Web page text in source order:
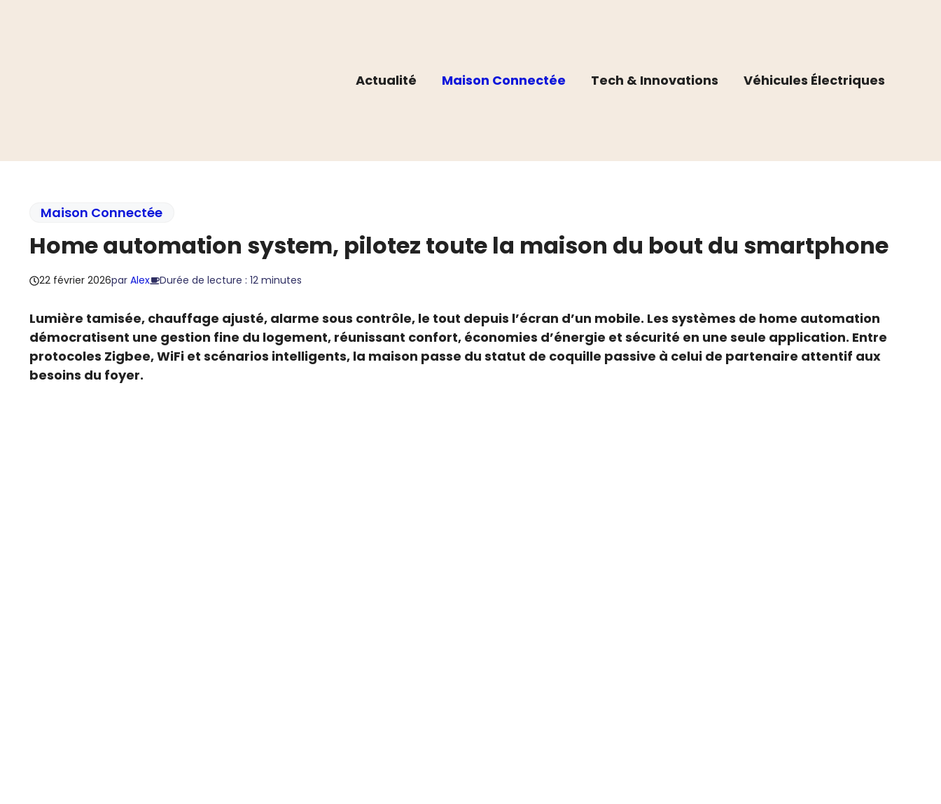
Actualité
Maison Connectée Tech & Innovations Véhicules Électriques
Maison Connectée
Home automation system, pilotez toute la maison du bout du smartphone
22 février 2026par Alex Durée de lecture : 12 minutes
Lumière tamisée, chauffage ajusté, alarme sous contrôle, le tout depuis l’écran d’un mobile. Les systèmes de home automation
démocratisent une gestion fine du logement, réunissant confort, économies d’énergie et sécurité en une seule application. Entre
protocoles Zigbee, WiFi et scénarios intelligents, la maison passe du statut de coquille passive à celui de partenaire attentif aux
besoins du foyer.